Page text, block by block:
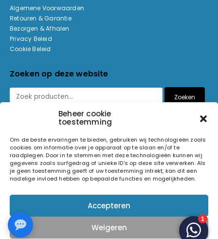
Beheer cookie
toestemming
Om de beste ervaringen te bieden, gebruiken wij technologieën zoals
cookies om informatie over je apparaat op te slaan en/of te
raadplegen. Door in te stemmen met deze technologieën kunnen wij
gegevens zoals surfgedrag of unieke ID's op deze site verwerken. Als
je geen toestemming geeft of uw toestemming intrekt, kan dit een
nadelige invloed hebben op bepaalde functies en mogelijkheden.
Accepteren
Weigeren
Algemene Voorwaarden
Retouren & Garantie
Bezorgen & Afhalen
Privacy Beleid
Cookie Beleid
Zoeken op deze website
Zoeken
© 2026 Light and Sound Factory. Alle rechten voorbehouden.
Volg ons op